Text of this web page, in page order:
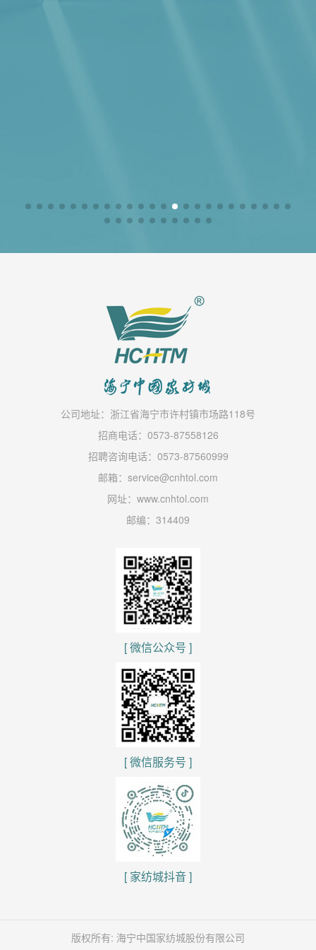
公司地址：浙江省海宁市许村镇市场路118号
招商电话：0573-87558126
招聘咨询电话：0573-87560999
邮箱：service@cnhtol.com
网址：www.cnhtol.com
邮编：314409
[ 微信公众号 ]
[ 微信服务号 ]
[ 家纺城抖音 ]
版权所有: 海宁中国家纺城股份有限公司